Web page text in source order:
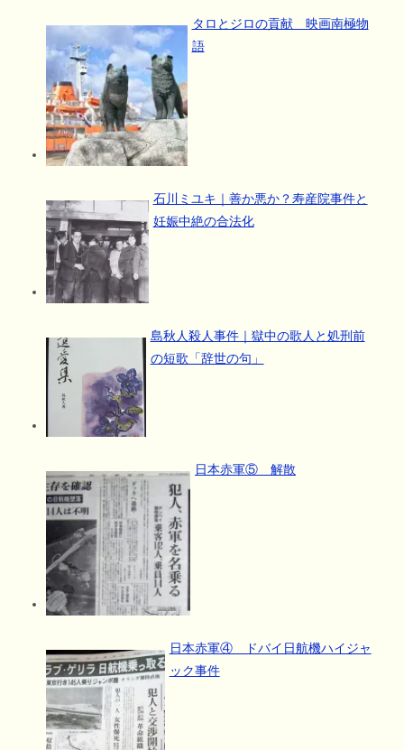
タロとジロの貢献 映画南極物
語
石川ミユキ｜善か悪か？寿産院事件と
妊娠中絶の合法化
島秋人殺人事件｜獄中の歌人と処刑前
の短歌「辞世の句」
日本赤軍⑤ 解散
日本赤軍④ ドバイ日航機ハイジャ
ック事件